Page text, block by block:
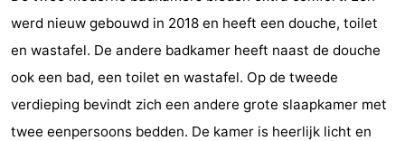
Sporten
werd nieuw gebouwd in 2018 en heeft een douche, toilet
en wastafel. De andere badkamer heeft naast de douche
ook een bad, een toilet en wastafel. Op de tweede
verdieping bevindt zich een andere grote slaapkamer met
twee eenpersoons bedden. De kamer is heerlijk licht en